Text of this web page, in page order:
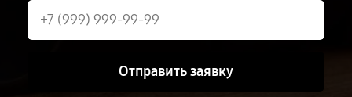
Отправить заявку